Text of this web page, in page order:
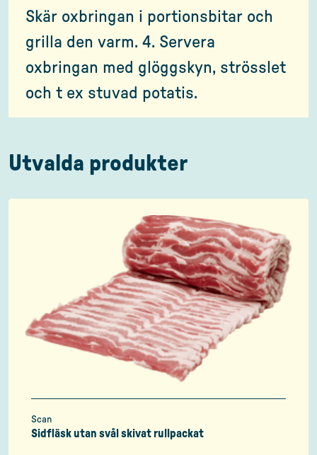
Skär oxbringan i portionsbitar och
grilla den varm. 4. Servera
oxbringan med glöggskyn, strösslet
och t ex stuvad potatis.
Utvalda produkter
Scan
Sidfläsk utan svål skivat rullpackat